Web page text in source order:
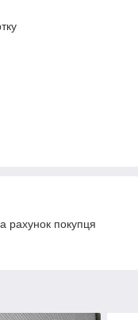
рахунок покупця